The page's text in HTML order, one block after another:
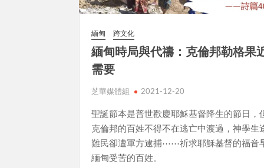
緬甸 跨文化
緬甸時局與代禱：克倫邦勒格果
需要
芝華媒體組 2021-12-20
聖誕節本是普世歡慶耶穌基督降生的節日，
克倫邦的百姓不得不在逃亡中渡過，神學生
難民卻遭軍方逮捕⋯⋯祈求耶穌基督的福音
緬甸受苦的百姓。